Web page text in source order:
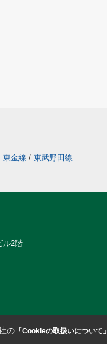
東金線 / 東武野田線
ル2階
の「Cookieの取扱いについて」